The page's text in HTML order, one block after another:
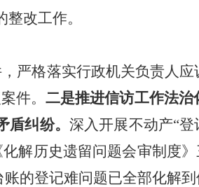
整改工作。
严格落实行政机关负责人
件。二是推进信访工作法治
纠纷。 深入开展不动产“登
解历史遗留问题会审制度
的登记难问题已全部化解到